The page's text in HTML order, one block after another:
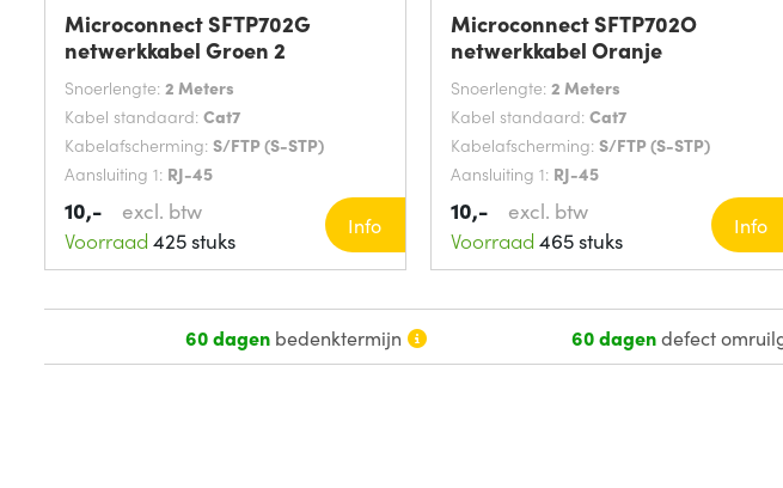
Microconnect SFTP702G
netwerkkabel Groen 2
Snoerlengte: 2 Meters
Kabel standaard: Cat7
Kabelafscherming: S/FTP (S-STP)
Aansluiting 1: RJ-45
10,-
excl. btw
Voorraad 425 stuks
Info
Microconnect SFTP702O
netwerkkabel Oranje
Snoerlengte: 2 Meters
Kabel standaard: Cat7
Kabelafscherming: S/FTP (S-STP)
Aansluiting 1: RJ-45
10,-
excl. btw
Voorraad 465 stuks
Info
60 dagenbedenktermijn 60 dagendefect